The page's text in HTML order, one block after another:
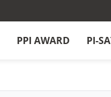
PPI AWARD PI-